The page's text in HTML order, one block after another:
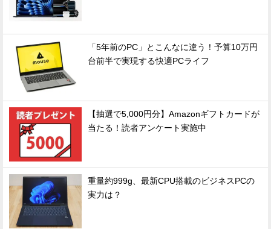
「5年前のPC」とこんなに違う！予算10万円
台前半で実現する快適PCライフ
【抽選で5,000円分】Amazonギフトカードが
当たる！読者アンケート実施中
重量約999g、最新CPU搭載のビジネスPCの
実力は？